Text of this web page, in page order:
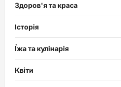
Здоров'я та краса
Історія
Їжа та кулінарія
Квіти